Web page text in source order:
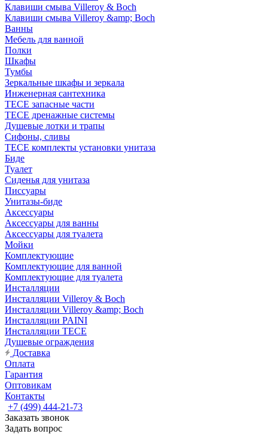
Клавиши смыва Villeroy & Boch
Клавиши смыва Villeroy &amp; Boch
Ванны
Мебель для ванной
Полки
Шкафы
Тумбы
Зеркальные шкафы и зеркала
Инженерная сантехника
TECE запасные части
TECE дренажные системы
Душевые лотки и трапы
Сифоны, сливы
TECE комплекты установки унитаза
Биде
Туалет
Сиденья для унитаза
Писсуары
Унитазы-биде
Аксессуары
Аксессуары для ванны
Аксессуары для туалета
Мойки
Комплектующие
Комплектующие для ванной
Комплектующие для туалета
Инсталляции
Инсталляции Villeroy & Boch
Инсталляции Villeroy &amp; Boch
Инсталляции PAINI
Инсталляции TECE
Душевые ограждения
Доставка
Оплата
Гарантия
Оптовикам
Контакты
+7 (499) 444-21-73
Заказать звонок
Задать вопрос